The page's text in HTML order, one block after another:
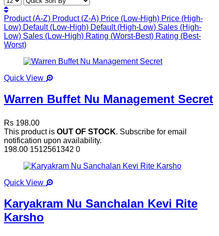
Product (A-Z) Product (Z-A) Price (Low-High) Price (High-
Low) Default (Low-High) Default (High-Low) Sales (High-
Low) Sales (Low-High) Rating (Worst-Best) Rating (Best-
Worst)
Quick View
Warren Buffet Nu Management Secret
Rs 198.00
This product is OUT OF STOCK. Subscribe for email
notification upon availability.
198.00 1512561342 0
Quick View
Karyakram Nu Sanchalan Kevi Rite
Karsho